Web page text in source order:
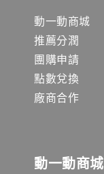
動一動商城
推薦分潤
團購申請
點數兌換
廠商合作
動一動商城